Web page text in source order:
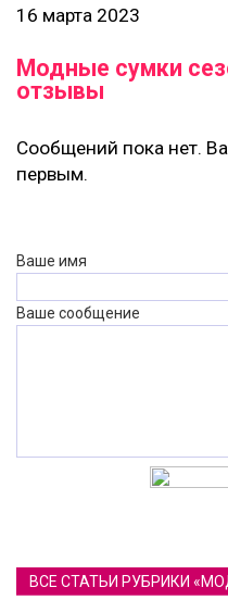
16 марта 2023
Модные сумки
отзывы
Сообщений пока нет.
первым.
Ваше имя
Ваше сообщение
ВСЕ СТАТЬИ РУБРИКИ